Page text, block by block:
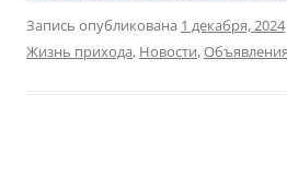
Запись опубликована 1 декабря, 2024
Жизнь прихода, Новости,Объявления